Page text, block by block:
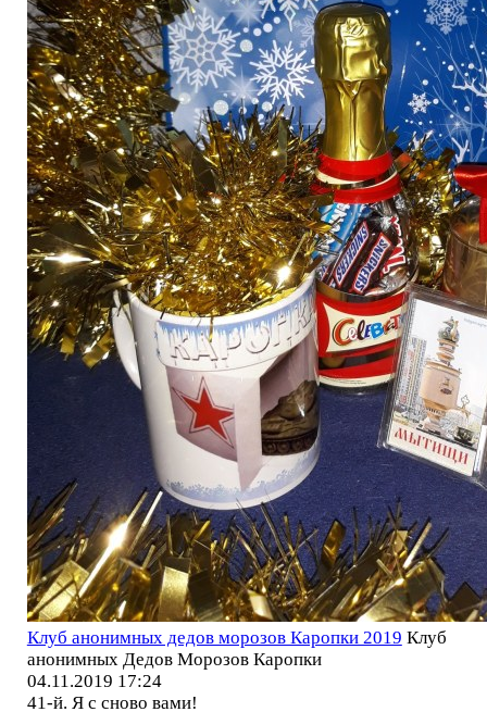
Клуб анонимных дедов морозов Каропки 2019 Клуб
анонимных Дедов Морозов Каропки
04.11.2019 17:24
41-й. Я с сново вами!